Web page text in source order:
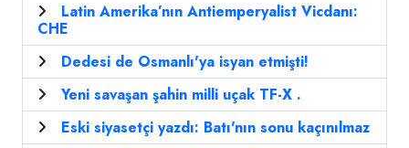
Latin Amerika’nın Antiemperyalist Vicdanı:
CHE
Dedesi de Osmanlı'ya isyan etmişti!
Yeni savaşan şahin milli uçak TF-X .
Eski siyasetçi yazdı: Batı'nın sonu kaçınılmaz